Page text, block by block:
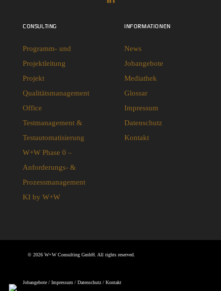
CONSULTING
Programm- und
Projektleitung
Projekt
Qualitätsmanagement
Office
Testmanagement &
Testautomatisierung
W+W Phase 0 –
Anforderungs- &
Prozessmanagement
KI by W+W
INFORMATIONEN
News
Jobangebote
Mediathek
Glossar
Impressum
Datenschutz
Kontakt
© 2026 W+W Consulting GmbH. All rights reserved.
Jobangebote / Impressum / Datenschutz / Kontakt